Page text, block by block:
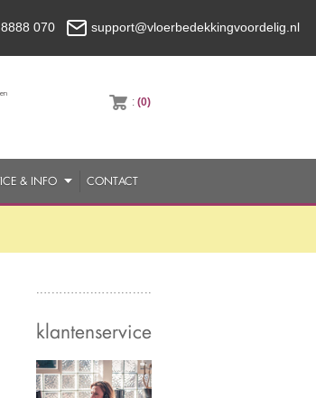
070 support@vloerbedekkingvoordelig.nl
:(0)
& INFO CONTACT
klantenservice